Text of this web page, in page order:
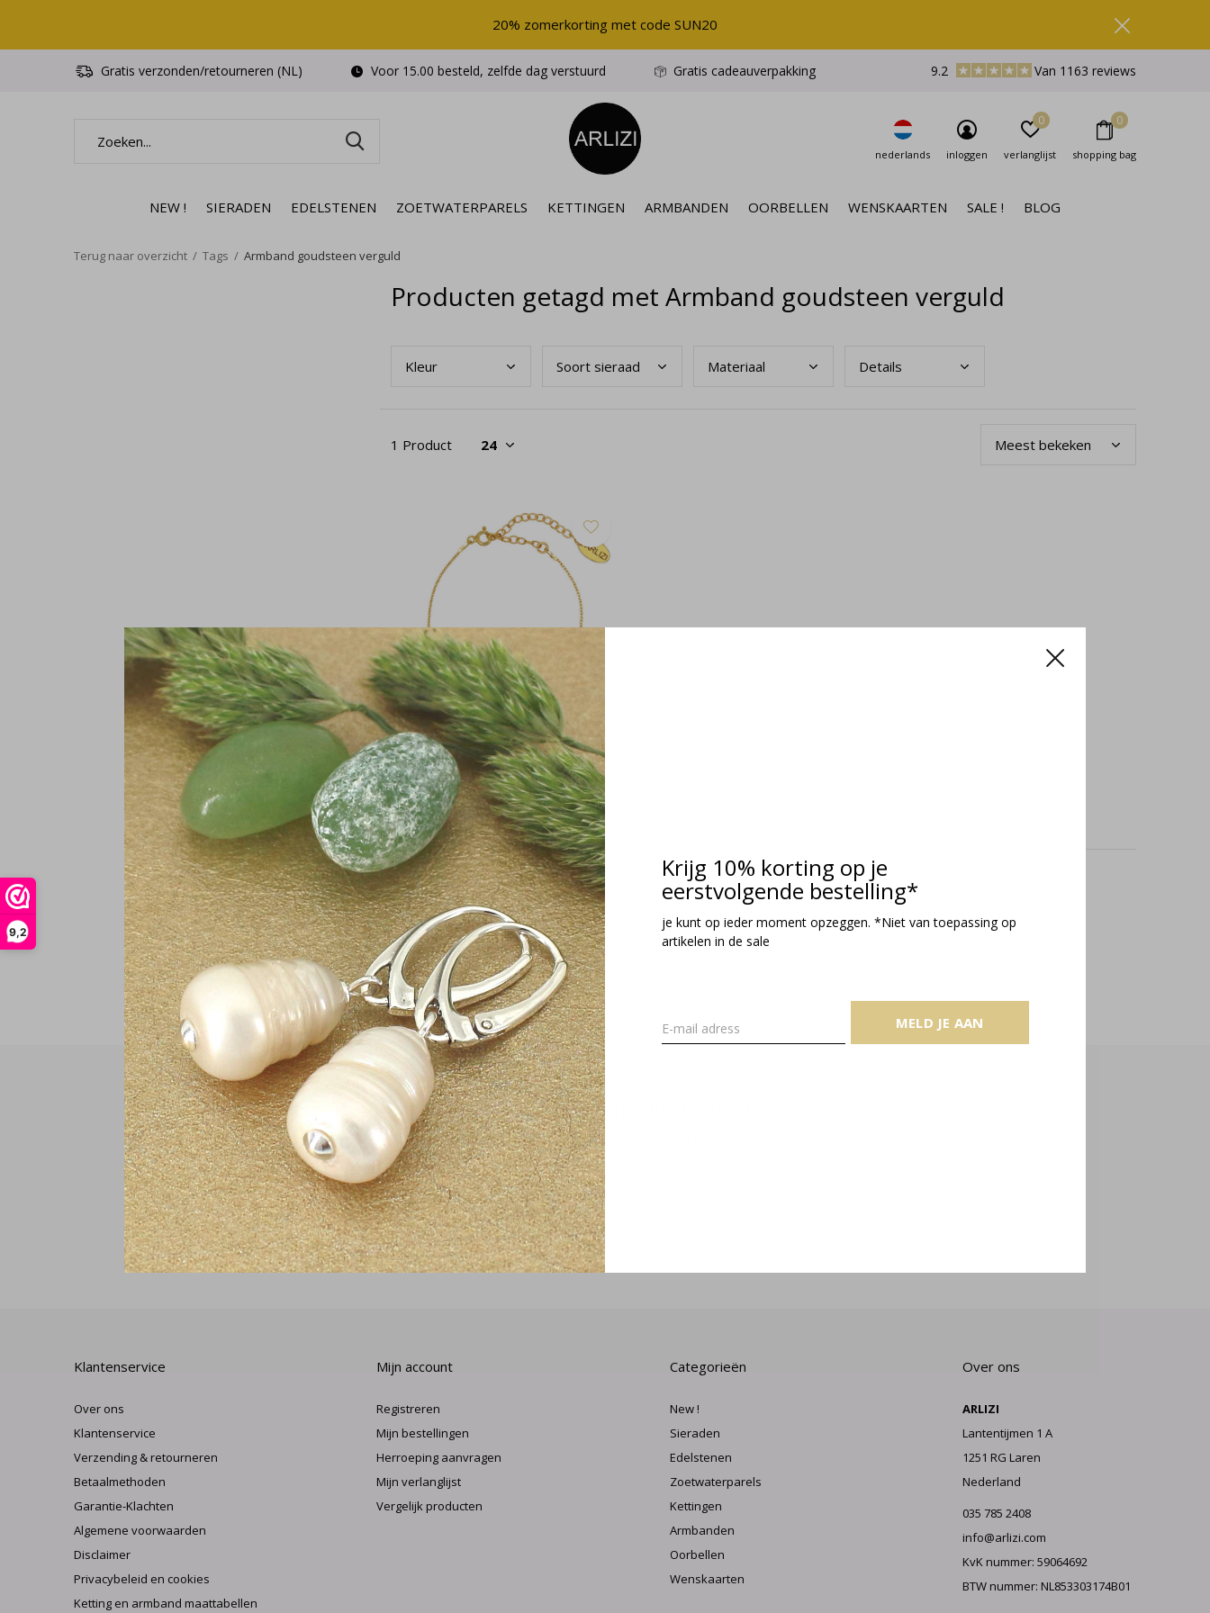
9,2
Krijg 10% korting op je
eerstvolgende bestelling*
je kunt op ieder moment opzeggen. *Niet van toepassing op
artikelen in de sale
MELD JE AAN
NEW ! SIERADEN EDELSTENEN ZOETWATERPARELS KETTINGEN ARMBANDEN OORBELLEN WENSKAARTEN SALE ! BLOG
nederlands inloggen verlanglijst
0
shopping bag
0
Gratis verzonden/retourneren (NL) Voor 15.00 besteld, zelfde dag verstuurd Gratis cadeauverpakking 9.2 Van 1163 reviews
20% zomerkorting met code SUN20
Terug naar overzicht Tags Armband goudsteen verguld
Producten getagd met Armband goudsteen verguld
Kleur Soort sieraad Materiaal Details
1 Product
Armband oranje-bruin goudsteen
verguld - 2460
€32,95
Incl. btw
Seen 1 of the 1 products
Meld je aan voor onze nieuwsbrief
Ontvang de nieuwste aanbiedingen en promoties
Klantenservice
Over ons
Klantenservice
Verzending & retourneren
Betaalmethoden
Garantie-Klachten
Algemene voorwaarden
Disclaimer
Privacybeleid en cookies
Ketting en armband maattabellen
Mijn account
Registreren
Mijn bestellingen
Herroeping aanvragen
Mijn verlanglijst
Vergelijk producten
Categorieën
New !
Sieraden
Edelstenen
Zoetwaterparels
Kettingen
Armbanden
Oorbellen
Wenskaarten
Over ons
ARLIZI
Lantentijmen 1 A
1251 RG Laren
Nederland
035 785 2408
info@arlizi.com
KvK nummer: 59064692
BTW nummer: NL853303174B01